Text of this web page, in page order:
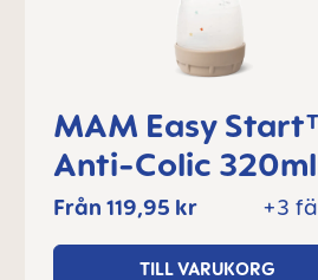
MAM Easy
Anti-Colic 320ml
nappflaska 4+
månader, 1 del
+3
Från 119,95 kr
TILL VARUKORG